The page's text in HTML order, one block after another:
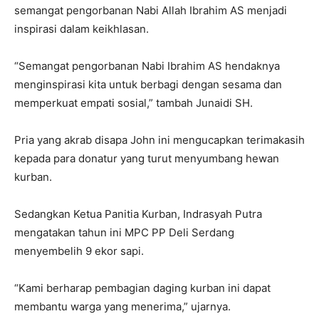
semangat pengorbanan Nabi Allah Ibrahim AS menjadi
inspirasi dalam keikhlasan.
“Semangat pengorbanan Nabi Ibrahim AS hendaknya
menginspirasi kita untuk berbagi dengan sesama dan
memperkuat empati sosial,” tambah Junaidi SH.
Pria yang akrab disapa John ini mengucapkan terimakasih
kepada para donatur yang turut menyumbang hewan
kurban.
Sedangkan Ketua Panitia Kurban, Indrasyah Putra
mengatakan tahun ini MPC PP Deli Serdang
menyembelih 9 ekor sapi.
“Kami berharap pembagian daging kurban ini dapat
membantu warga yang menerima,” ujarnya.